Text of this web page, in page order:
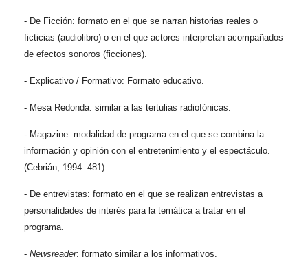
- De Ficción: formato en el que se narran historias reales o
ficticias (audiolibro) o en el que actores interpretan acompañados
de efectos sonoros (ficciones).
- Explicativo / Formativo: Formato educativo.
- Mesa Redonda: similar a las tertulias radiofónicas.
- Magazine: modalidad de programa en el que se combina la
información y opinión con el entretenimiento y el espectáculo.
(Cebrián, 1994: 481).
- De entrevistas: formato en el que se realizan entrevistas a
personalidades de interés para la temática a tratar en el
programa.
- Newsreader: formato similar a los informativos.